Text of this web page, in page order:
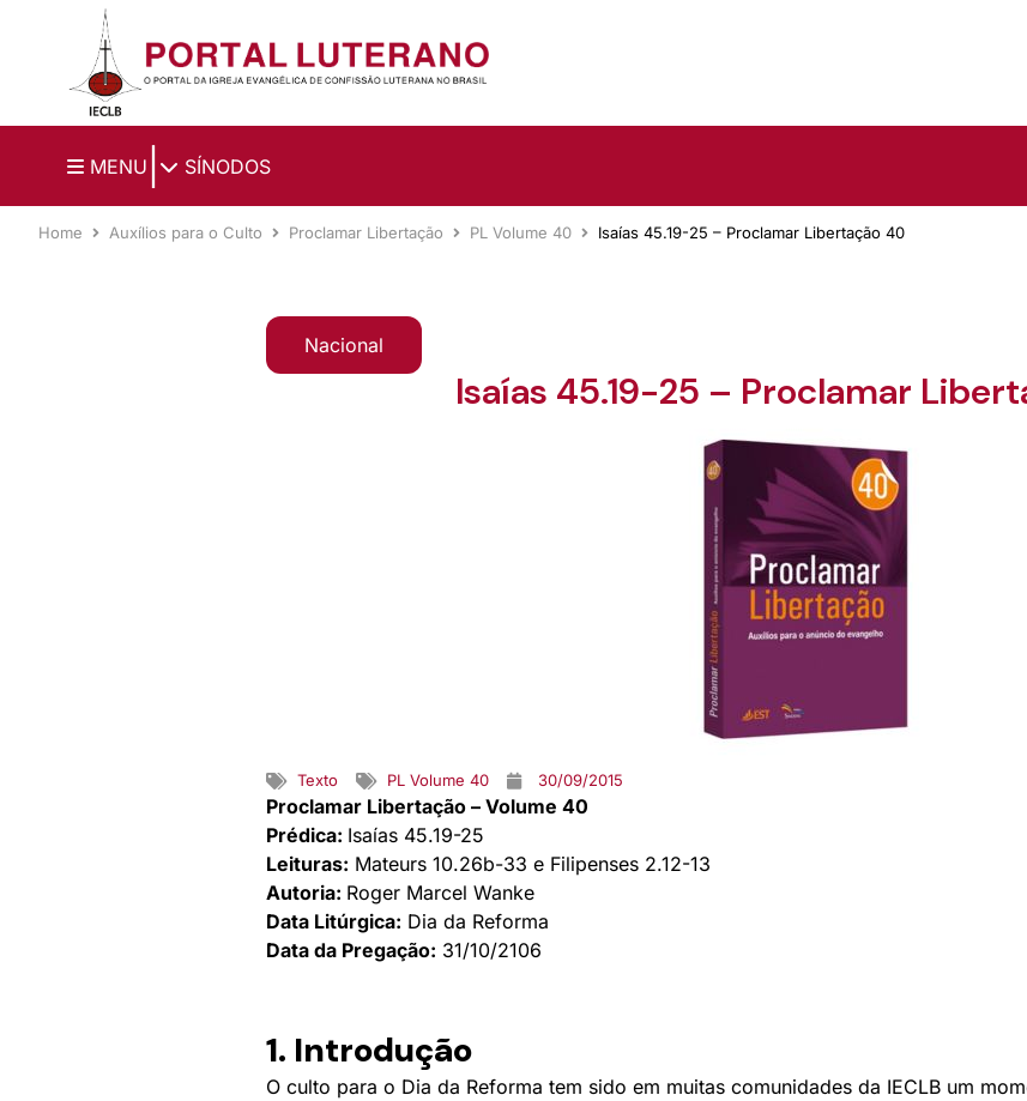
Ir para o conteúdo principal
MENU SÍNODOS
Home Auxílios para o Culto Proclamar Libertação PL Volume 40 Isaías 45.19-25 – Proclamar Libertação 40
Nacional
Isaías 45.19-25 – Proclamar
Texto PL Volume 40 30/09/2015
Proclamar Libertação – Volume 40
Prédica: Isaías 45.19-25
Leituras: Mateurs 10.26b-33 e Filipenses 2.12-13
Autoria: Roger Marcel Wanke
Data Litúrgica: Dia da Reforma
Data da Pregação: 31/10/2106
1. Introdução
O culto para o Dia da Reforma tem sido em muitas comunidades da IECLB um